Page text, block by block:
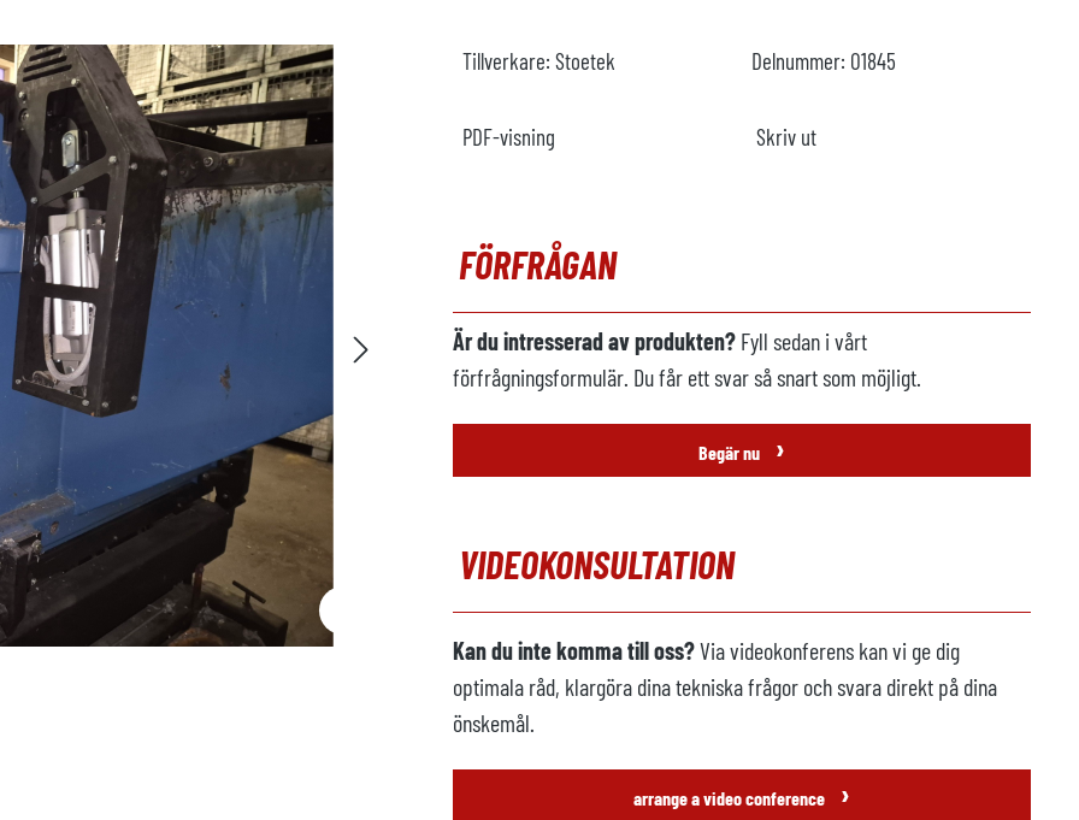
Tillverkare: Stoetek Delnummer: O1845
PDF-visning Skriv ut
FÖRFRÅGAN
Är du intresserad av produkten? Fyll sedan i vårt
förfrågningsformulär. Du får ett svar så snart som möjligt.
Begär nu ›
VIDEOKONSULTATION
Kan du inte komma till oss?Via videokonferens kan vi ge dig
optimala råd, klargöra dina tekniska frågor och svara direkt på dina
önskemål.
arrange a video conference ›